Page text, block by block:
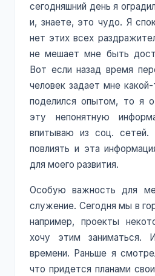
сегодняшний день я
и, знаете, это чудо. Я
нет этих всех
не мешает мне быть
Вот если назад время
человек задает мне
поделился опытом, то я
эту непонятную
впитываю из соц.
повлиять и эта
для моего развития.
Особую важность для
служение. Сегодня мы в
например, проекты
хочу этим заниматься.
времени. Раньше я
что придется планами